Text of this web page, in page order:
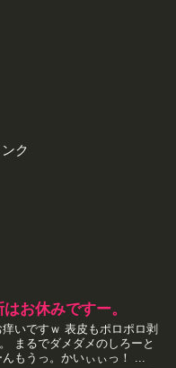
ク
お休みですー。
いですｗ 表皮もポロポロ剥
まるでダメダメのしろーと
もうっ。かいぃぃっ！ ...